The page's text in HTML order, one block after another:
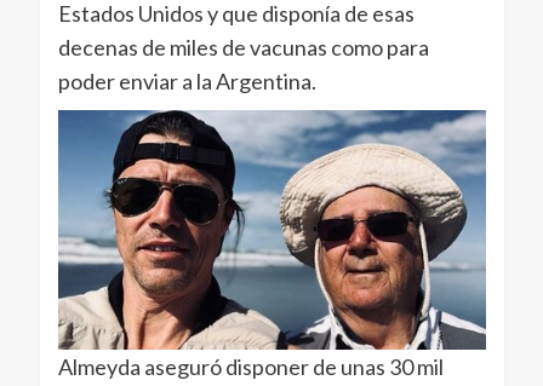
Estados Unidos y que disponía de esas
decenas de miles de vacunas como para
poder enviar a la Argentina.
Almeyda aseguró disponer de unas 30 mil